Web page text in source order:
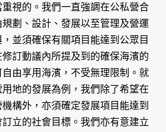
視的。我們一直強調在公私營合
劃、設計、發展以至管理及營運
並須確保有關項目能達到公眾目
訂動議內所提及到的確保海濱的
由享用海濱，不受無理限制。就
地的發展為例，我們除了希望在
構外，亦須確定發展項目能達到
立的社會目標。我們亦有意建立